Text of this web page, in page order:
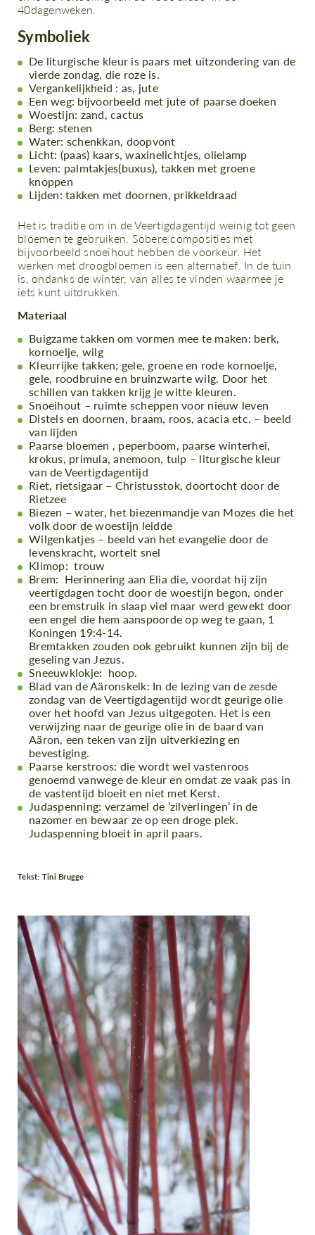
40dagenweken.
Symboliek
De liturgische kleur is paars met uitzondering van de
vierde zondag, die roze is.
Vergankelijkheid : as, jute
Een weg: bijvoorbeeld met jute of paarse doeken
Woestijn: zand, cactus
Berg: stenen
Water: schenkkan, doopvont
Licht: (paas) kaars, waxinelichtjes, olielamp
Leven: palmtakjes(buxus), takken met groene
knoppen
Lijden: takken met doornen, prikkeldraad
Het is traditie om in de Veertigdagentijd weinig tot geen
bloemen te gebruiken. Sobere composities met
bijvoorbeeld snoeihout hebben de voorkeur. Het
werken met droogbloemen is een alternatief. In de tuin
is, ondanks de winter, van alles te vinden waarmee je
iets kunt uitdrukken.
Materiaal
Buigzame takken om vormen mee te maken: berk,
kornoelje, wilg
Kleurrijke takken; gele, groene en rode kornoelje,
gele, roodbruine en bruinzwarte wilg. Door het
schillen van takken krijg je witte kleuren.
Snoeihout – ruimte scheppen voor nieuw leven
Distels en doornen, braam, roos, acacia etc. – beeld
van lijden
Paarse bloemen , peperboom, paarse winterhei,
krokus, primula, anemoon, tulp – liturgische kleur
van de Veertigdagentijd
Riet, rietsigaar – Christusstok, doortocht door de
Rietzee
Biezen – water, het biezenmandje van Mozes die het
volk door de woestijn leidde
Wilgenkatjes – beeld van het evangelie door de
levenskracht, wortelt snel
Klimop: trouw
Brem: Herinnering aan Elia die, voordat hij zijn
veertigdagen tocht door de woestijn begon, onder
een bremstruik in slaap viel maar werd gewekt door
een engel die hem aanspoorde op weg te gaan, 1
Koningen 19:4-14.
Bremtakken zouden ook gebruikt kunnen zijn bij de
geseling van Jezus.
Sneeuwklokje: hoop.
Blad van de Aäronskelk: In de lezing van de zesde
zondag van de Veertigdagentijd wordt geurige olie
over het hoofd van Jezus uitgegoten. Het is een
verwijzing naar de geurige olie in de baard van
Aäron, een teken van zijn uitverkiezing en
bevestiging.
Paarse kerstroos: die wordt wel vastenroos
genoemd vanwege de kleur en omdat ze vaak pas in
de vastentijd bloeit en niet met Kerst.
Judaspenning: verzamel de ‘zilverlingen’ in de
nazomer en bewaar ze op een droge plek.
Judaspenning bloeit in april paars.
Tekst: Tini Brugge